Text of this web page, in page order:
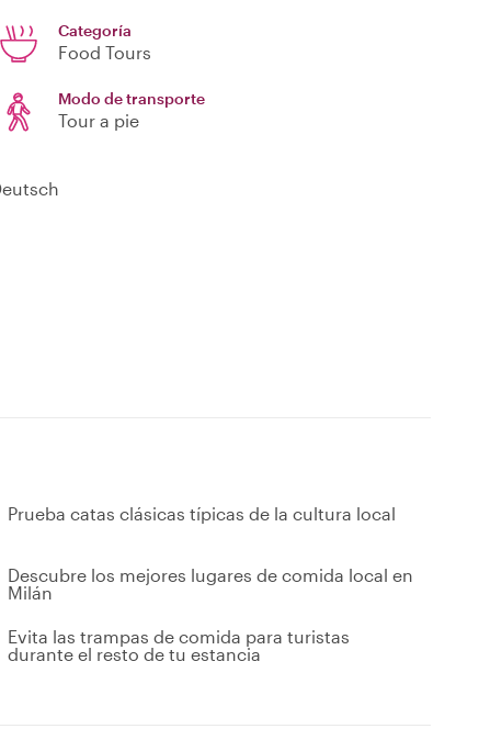
Categoría
Food Tours
Modo de transporte
Tour a pie
Prueba catas clásicas típicas de la cultura local
Descubre los mejores lugares de comida local en
Milán
Evita las trampas de comida para turistas
durante el resto de tu estancia